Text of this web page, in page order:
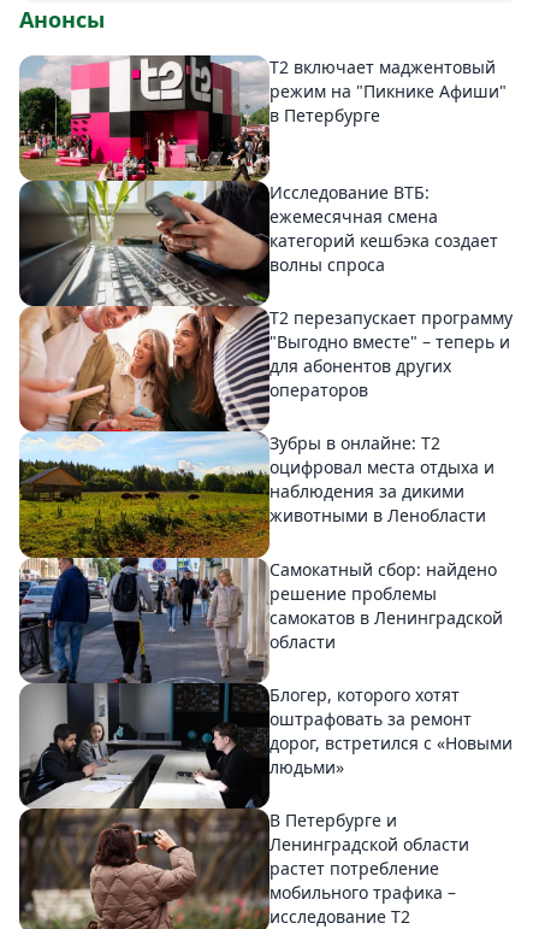
Анонсы
Т2 включает маджентовый
режим на "Пикнике Афиши"
в Петербурге
Исследование ВТБ:
ежемесячная смена
категорий кешбэка создает
волны спроса
Т2 перезапускает программу
"Выгодно вместе" – теперь и
для абонентов других
операторов
Зубры в онлайне: Т2
оцифровал места отдыха и
наблюдения за дикими
животными в Ленобласти
Самокатный сбор: найдено
решение проблемы
самокатов в Ленинградской
области
Блогер, которого хотят
оштрафовать за ремонт
дорог, встретился с «Новыми
людьми»
В Петербурге и
Ленинградской области
растет потребление
мобильного трафика –
исследование T2